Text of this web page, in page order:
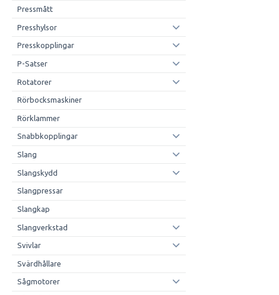
Pressmått
Presshylsor
Presskopplingar
P-Satser
Rotatorer
Rörbocksmaskiner
Rörklammer
Snabbkopplingar
Slang
Slangskydd
Slangpressar
Slangkap
Slangverkstad
Svivlar
Svärdhållare
Sågmotorer